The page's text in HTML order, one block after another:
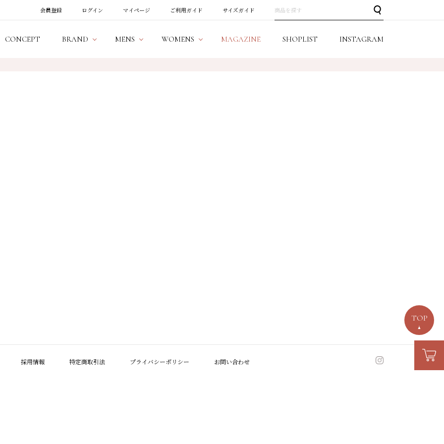
会員登録 ログイン マイページ ご利用ガイド サイズガイド
CONCEPT BRAND MENS WOMENS MAGAZINE SHOPLIST INSTAGRAM
TOP
採用情報 特定商取引法 プライバシーポリシー お問い合わせ